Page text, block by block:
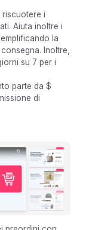
riscuotere i
Aiuta inoltre i
la
Inoltre,
su 7 per i
parte da $
di